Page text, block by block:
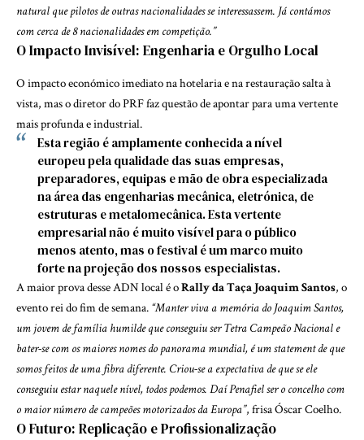
natural que pilotos de outras nacionalidades se interessassem. Já contámos
com cerca de 8 nacionalidades em competição.”
O Impacto Invisível: Engenharia e Orgulho Local
O impacto económico imediato na hotelaria e na restauração salta à
vista, mas o diretor do PRF faz questão de apontar para uma vertente
mais profunda e industrial.
Esta região é amplamente conhecida a nível
europeu pela qualidade das suas empresas,
preparadores, equipas e mão de obra especializada
na área das engenharias mecânica, eletrónica, de
estruturas e metalomecânica. Esta vertente
empresarial não é muito visível para o público
menos atento, mas o festival é um marco muito
forte na projeção dos nossos especialistas.
A maior prova desse ADN local é oRally da Taça Joaquim Santos, o
evento rei do fim de semana. “Manter viva a memória do Joaquim Santos,
um jovem de família humilde que conseguiu ser Tetra Campeão Nacional e
bater-se com os maiores nomes do panorama mundial, é um statement de que
somos feitos de uma fibra diferente. Criou-se a expectativa de que se ele
conseguiu estar naquele nível, todos podemos. Daí Penafiel ser o concelho com
o maior número de campeões motorizados da Europa”, frisa Óscar Coelho.
O Futuro: Replicação e Profissionalização